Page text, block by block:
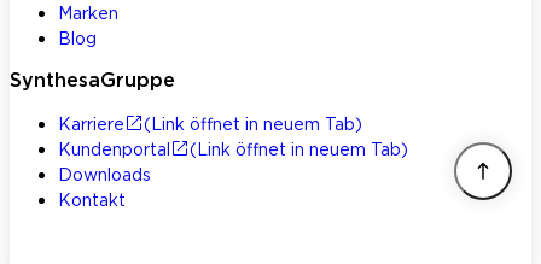
Marken
Blog
SynthesaGruppe
Karriere
(Link öffnet in neuem Tab)
Kundenportal
(Link öffnet in neuem Tab)
Downloads
Kontakt